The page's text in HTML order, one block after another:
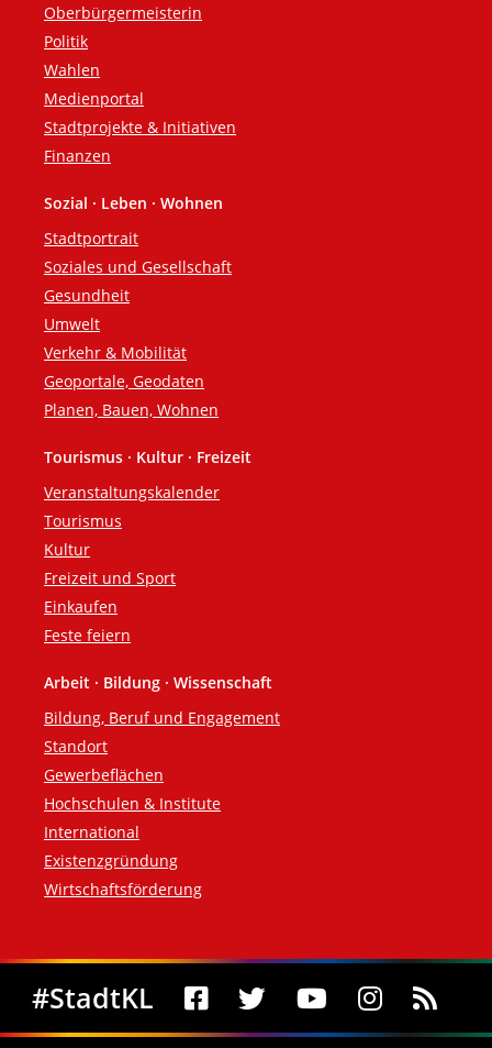
Oberbürgermeisterin
Politik
Wahlen
Medienportal
Stadtprojekte & Initiativen
Finanzen
Sozial · Leben · Wohnen
Stadtportrait
Soziales und Gesellschaft
Gesundheit
Umwelt
Verkehr & Mobilität
Geoportale, Geodaten
Planen, Bauen, Wohnen
Tourismus · Kultur · Freizeit
Veranstaltungskalender
Tourismus
Kultur
Freizeit und Sport
Einkaufen
Feste feiern
Arbeit · Bildung · Wissenschaft
Bildung, Beruf und Engagement
Standort
Gewerbeflächen
Hochschulen & Institute
International
Existenzgründung
Wirtschaftsförderung
Social Media
#StadtKL